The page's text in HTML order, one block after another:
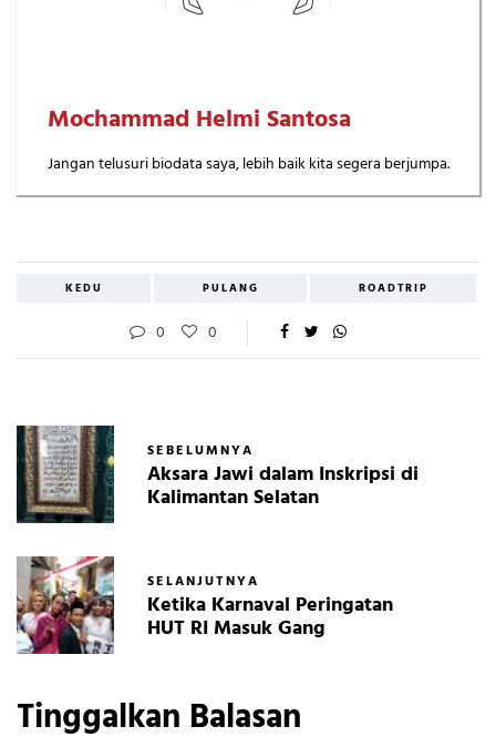
Mochammad Helmi Santosa
Jangan telusuri biodata saya, lebih baik kita segera berjumpa.
KEDU PULANG ROADTRIP
0 0
SEBELUMNYA
Aksara Jawi dalam Inskripsi di
Kalimantan Selatan
SELANJUTNYA
Ketika Karnaval Peringatan
HUT RI Masuk Gang
Tinggalkan Balasan